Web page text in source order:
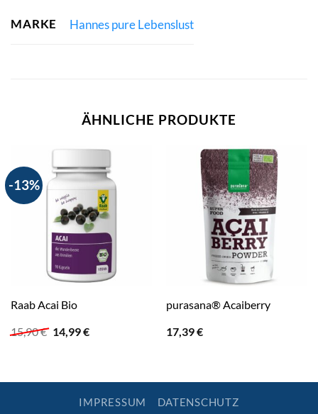
MARKE Hannes pure Lebenslust
ÄHNLICHE PRODUKTE
-13%
Raab Acai Bio
15,90€ Ursprünglicher
Preis
14,99€Aktueller
purasana® Acaiberry
17,39€
IMPRESSUM DATENSCHUTZ